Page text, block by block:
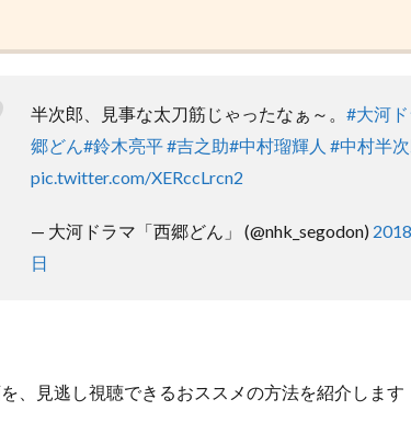
半次郎、見事な太刀筋じゃったなぁ～。 #大河
郷どん#鈴木亮平#吉之助#中村瑠輝人 #中村半
pic.twitter.com/XERccLrcn2
— 大河ドラマ「西郷どん」 (@nhk_segodon)
日
、見逃し視聴できるおススメの方法を紹介します